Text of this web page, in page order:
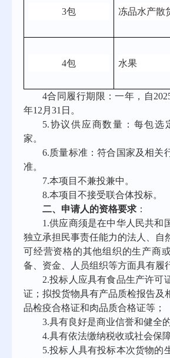
3包 冻品水产散
4包 水果
4合同履行期限：一年，自
年12月31日。
5.协议供应商数量：每包选
家。
6.质量标准：符合国家及相关
准。
7.本项目不兼投兼中。
8.本项目不接受联合体投标。
二、申请人的资格要求 ：
1.供应商须是在中华人民共和
独立承担民事责任能力的法人、自
可经营资格的其他组织的生产商
备、资金、人员组织等方面具有履
2.投标人应具有食品生产许可
证；拟投货物具有产品质检报告及
品检疫合格证和肉品质合格证等 ；
3.具有良好是商业信誉和健全
4.具有依法缴纳税收或社会保
5.投标人具有投标本次货物的